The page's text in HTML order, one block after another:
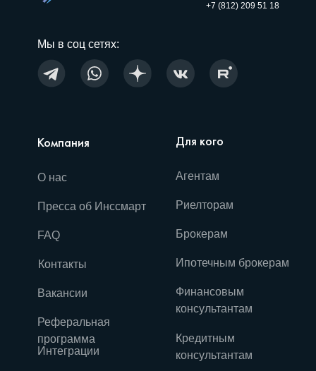
+7 (812) 209 51 18
Мы в соц сетях:
Для кого
Агентам
Риелторам
Брокерам
Ипотечным брокерам
Кредитным
консультантам
Финансовым
консультантам
Компания
О нас
Пресса об Инссмарт
FAQ
Контакты
Вакансии
Реферальная
программа
Интеграции